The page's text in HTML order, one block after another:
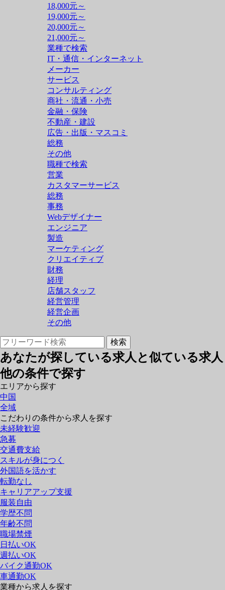
18,000元～
19,000元～
20,000元～
21,000元～
業種で検索
IT・通信・インターネット
メーカー
サービス
コンサルティング
商社・流通・小売
金融・保険
不動産・建設
広告・出版・マスコミ
総務
その他
職種で検索
営業
カスタマーサービス
総務
事務
Webデザイナー
エンジニア
製造
マーケティング
クリエイティブ
財務
経理
店舗スタッフ
経営管理
経営企画
その他
あなたが探している求人と似ている求人
他の条件で探す
エリアから探す
中国
全域
こだわりの条件から求人を探す
未経験歓迎
急募
交通費支給
スキルが身につく
外国語を活かす
転勤なし
キャリアアップ支援
服装自由
学歴不問
年齢不問
職場禁煙
日払いOK
週払いOK
バイク通勤OK
車通勤OK
業種から求人を探す